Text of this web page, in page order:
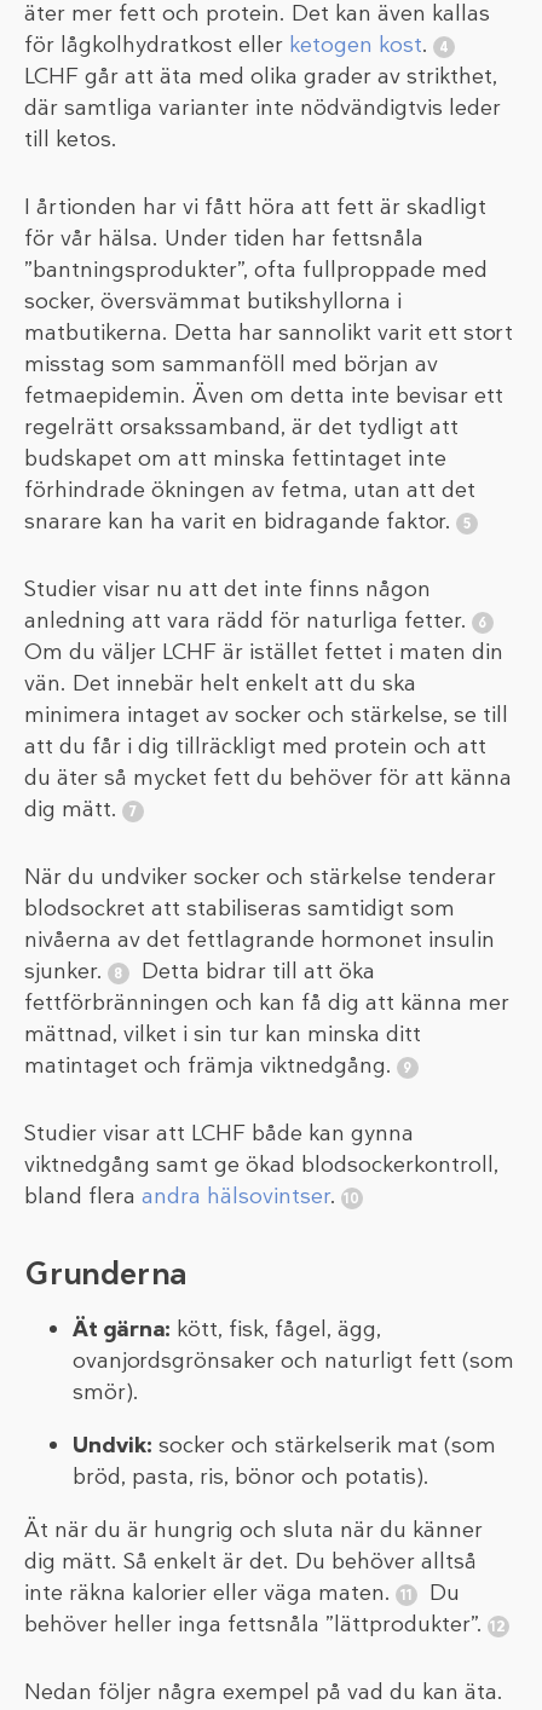
äter mer fett och protein. Det kan även kallas
för lågkolhydratkost eller ketogen kost.
LCHF går att äta med olika grader av strikthet,
där samtliga varianter inte nödvändigtvis leder
till ketos.
I årtionden har vi fått höra att fett är skadligt
för vår hälsa. Under tiden har fettsnåla
”bantningsprodukter”, ofta fullproppade med
socker, översvämmat butikshyllorna i
matbutikerna. Detta har sannolikt varit ett stort
misstag som sammanföll med början av
fetmaepidemin. Även om detta inte bevisar ett
regelrätt orsakssamband, är det tydligt att
budskapet om att minska fettintaget inte
förhindrade ökningen av fetma, utan att det
snarare kan ha varit en bidragande faktor.
Studier visar nu att det inte finns någon
anledning att vara rädd för naturliga fetter.
Om du väljer LCHF är istället fettet i maten din
vän. Det innebär helt enkelt att du ska
minimera intaget av socker och stärkelse, se till
att du får i dig tillräckligt med protein och att
du äter så mycket fett du behöver för att känna
dig mätt.
När du undviker socker och stärkelse tenderar
blodsockret att stabiliseras samtidigt som
nivåerna av det fettlagrande hormonet insulin
sjunker.
Detta bidrar till att öka
fettförbränningen och kan få dig att känna mer
mättnad, vilket i sin tur kan minska ditt
matintaget och främja viktnedgång.
Studier visar att LCHF både kan gynna
viktnedgång samt ge ökad blodsockerkontroll,
bland flera andra hälsovintser.
Grunderna
Ät gärna: kött, fisk, fågel, ägg,
ovanjordsgrönsaker och naturligt fett (som
smör).
Undvik: socker och stärkelserik mat (som
bröd, pasta, ris, bönor och potatis).
Ät när du är hungrig och sluta när du känner
dig mätt. Så enkelt är det. Du behöver alltså
inte räkna kalorier eller väga maten.
Du
behöver heller inga fettsnåla ”lättprodukter”.
Nedan följer några exempel på vad du kan äta.